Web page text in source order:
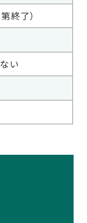
終了）
い